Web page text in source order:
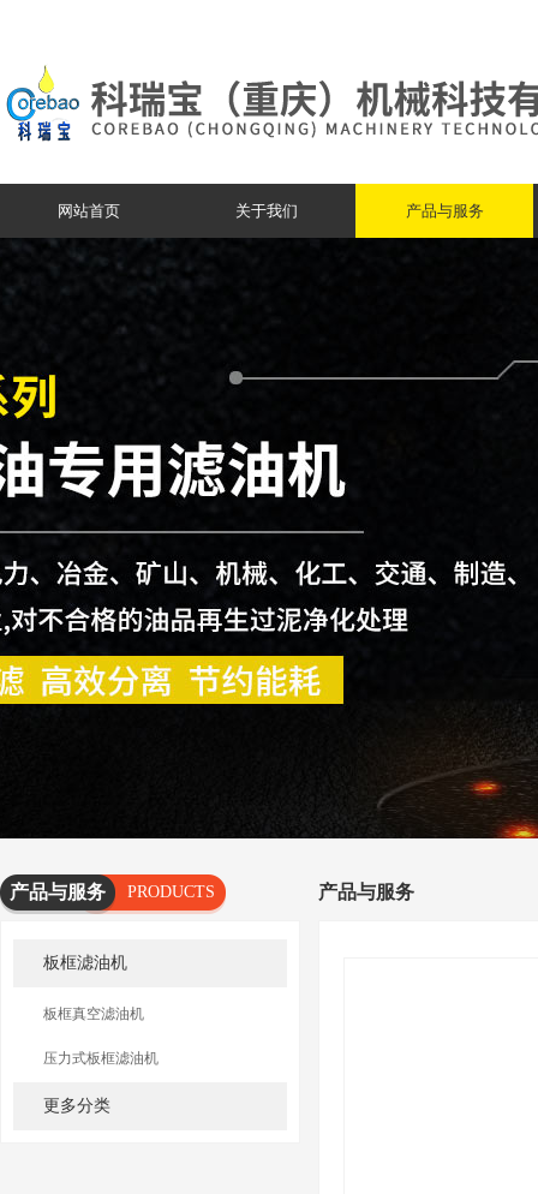
网站首页 关于我们 产品与服务
产品与服务
PRODUCTS
板框滤油机
板框真空滤油机
压力式板框滤油机
更多分类
产品与服务